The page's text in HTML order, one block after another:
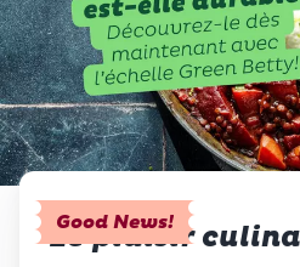
Good News!
Le plaisir